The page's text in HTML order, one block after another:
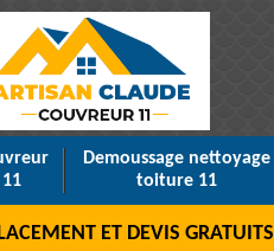
11
Demoussage nettoyage
toiture 11
ET DEVIS GRATUITS